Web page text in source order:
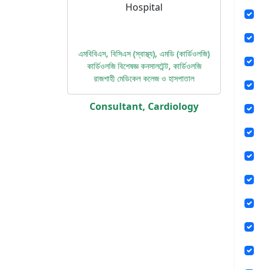
Hospital
এমবিবিএস, বিসিএস (স্বাস্থ্য), এমডি (কার্ডিওলজি)
কার্ডিওলজি বিশেষজ্ঞ কনসালটেন্ট, কার্ডিওলজি
রাজশাহী মেডিকেল কলেজ ও হাসপাতাল
Consultant, Cardiology